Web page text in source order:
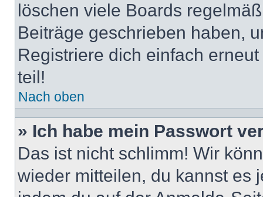
löschen viele Boards
Beiträge geschrieben haben,
Registriere dich einfach
teil!
Nach oben
» Ich habe mein Passwort
Das ist nicht schlimm! Wir
wieder mitteilen, du kannst es